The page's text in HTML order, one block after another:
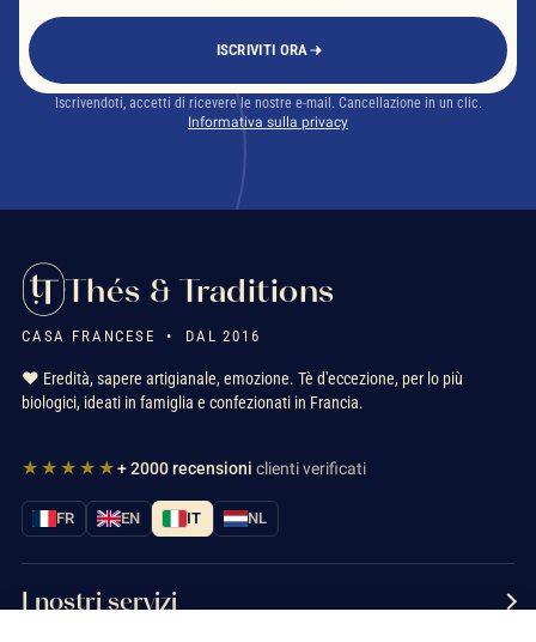
ISCRIVITI ORA
Iscrivendoti, accetti di ricevere le nostre e-mail. Cancellazione in un clic.
Informativa sulla privacy
Thés & Traditions
CASA FRANCESE • DAL 2016
❤️ Eredità, sapere artigianale, emozione. Tè d'eccezione, per lo più
biologici, ideati in famiglia e confezionati in Francia.
★★★★★+ 2000 recensioni clienti verificati
FR EN IT NL
I nostri servizi